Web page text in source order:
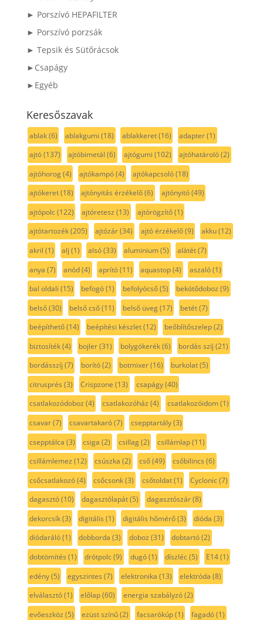
► Porszívó HEPAFILTER
► Porszívó porzsák
► Tepsik és Sütőrácsok
►Csapágy
►Egyéb
Keresőszavak
ablak(6) ablakgumi (18) ablakkeret(16) adapter(1)
ajtó(137) ajtóbimetál (6) ajtógumi (102) ajtóhatároló(2)
ajtóhorog(4) ajtókampó(4) ajtókapcsoló(18)
ajtókeret(18) ajtónyitás érzékelő(6) ajtónyitó(49)
ajtópolc(122) ajtóretesz (13) ajtórögzítő(1)
ajtótartozék(205) ajtózár(34) ajtó érzékelő(9) akku(12)
akril (1) alj (1) alsó(33) aluminium(5) alátét(7)
anya (7) anód(4) aprító(11) aquastop(4) aszaló(1)
bal oldali (15) befogó(1) befolyócső(5) bekötődoboz (9)
belső(30) belső cső(11) belső üveg(17) betét(7)
beépíthető(14) beépítési készlet(12) beőblítőszelep(2)
biztosíték(4) bojler(31) bolygókerék(6) bordás szíj (21)
bordásszíj (7) borító(2) botmixer(16) burkolat(5)
citrusprés (3) Crispzone (13) csapágy(40)
csatlakozódoboz (4) csatlakozóház (4) csatlakozóidom(1)
csavar(7) csavartakaró(7) csepptartály(3)
csepptálca (3) csiga (2) csillag(2) csillámlap(11)
csillámlemez (12) csúszka (2) cső(49) csőbilincs (6)
csőcsatlakozó(4) csőcsonk(3) csőtoldat(1) Cyclonic(7)
dagasztó(10) dagasztólapát(5) dagasztószár(8)
dekorcsík(3) digitális (1) digitális hőmérő(3) dióda (3)
diódaráló(1) dobborda (3) doboz (31) dobtartó(2)
dobtömítés (1) drótpolc(9) dugó(1) díszléc(5) E14(1)
edény(5) egyszintes (7) elektronika (13) elektróda (8)
elválasztó(1) előlap(60) energia szabályzó(2)
evőeszköz (5) ezüst színű(2) facsarókúp(1) fagadó(1)